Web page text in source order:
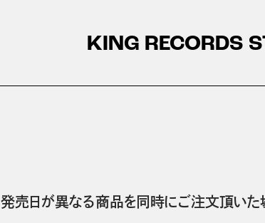
KING RECORDS
発売日が異なる商品を同時にご注文頂いた